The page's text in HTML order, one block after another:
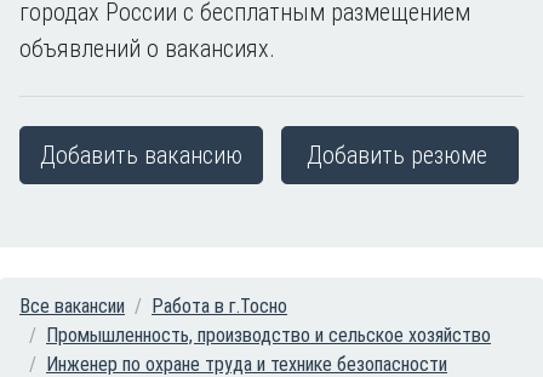
городах России с бесплатным размещением
объявлений о вакансиях.
Добавить вакансию Добавить резюме
Все вакансии
Работа в г.Тосно
Промышленность, производство и сельское хозяйство
Инженер по охране труда и технике безопасности